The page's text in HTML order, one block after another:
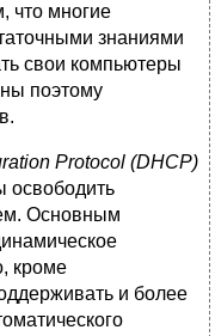
что многие
знаниями
свои компьютеры
поэтому
Protocol (DHCP)
освободить
Основным
кроме
и более